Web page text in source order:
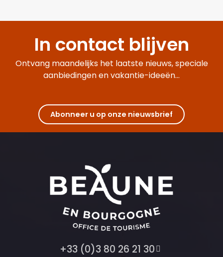
In contact blijven
Ontvang maandelijks het laatste nieuws, speciale
aanbiedingen en vakantie-ideeën...
Abonneer u op onze nieuwsbrief
+33 (0)3 80 26 21 30